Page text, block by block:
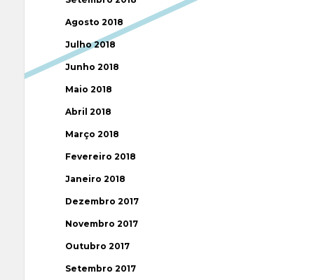
Agosto 2018
Julho 2018
Junho 2018
Maio 2018
Abril 2018
Março 2018
Fevereiro 2018
Janeiro 2018
Dezembro 2017
Novembro 2017
Outubro 2017
Setembro 2017